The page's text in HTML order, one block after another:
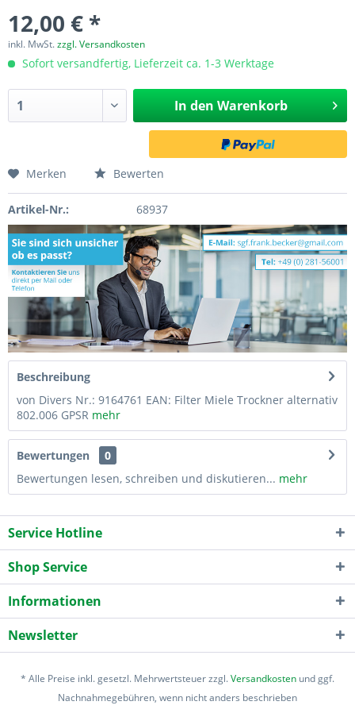
12,00 € *
inkl. MwSt.zzgl. Versandkosten
Sofort versandfertig, Lieferzeit ca. 1-3 Werktage
In den Warenkorb
Merken Bewerten
Artikel-Nr.: 68937
Beschreibung
von Divers Nr.: 9164761 EAN: Filter Miele Trockner alternativ
802.006 GPSR mehr
Bewertungen
0
Bewertungen lesen, schreiben und diskutieren... mehr
Service Hotline
Shop Service
Informationen
Newsletter
* Alle Preise inkl. gesetzl. Mehrwertsteuer zzgl.Versandkosten und ggf.
Nachnahmegebühren, wenn nicht anders beschrieben